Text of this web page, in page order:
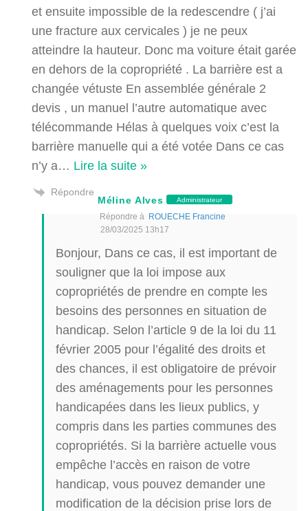
et ensuite impossible de la redescendre ( j’ai
une fracture aux cervicales ) je ne peux
atteindre la hauteur. Donc ma voiture était garée
en dehors de la copropriété . La barrière est a
changée vétuste En assemblée générale 2
devis , un manuel l’autre automatique avec
télécommande Hélas à quelques voix c’est la
barrière manuelle qui a été votée Dans ce cas
n’y a… Lire la suite »
Répondre
Méline Alves Administrateur
Répondre à ROUECHE Francine
28/03/2025 13h17
Bonjour, Dans ce cas, il est important de
souligner que la loi impose aux
copropriétés de prendre en compte les
besoins des personnes en situation de
handicap. Selon l’article 9 de la loi du 11
février 2005 pour l’égalité des droits et
des chances, il est obligatoire de prévoir
des aménagements pour les personnes
handicapées dans les lieux publics, y
compris dans les parties communes des
copropriétés. Si la barrière actuelle vous
empêche l’accès en raison de votre
handicap, vous pouvez demander une
modification de la décision prise lors de